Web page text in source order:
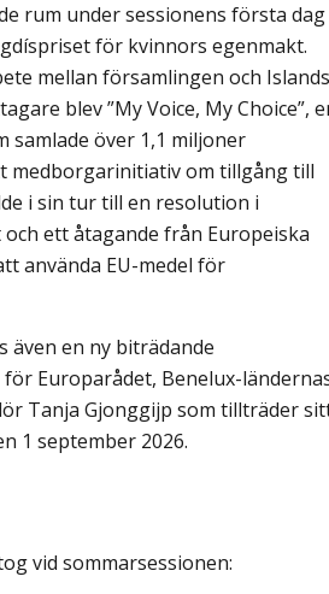
rum under sessionens första dag
för kvinnors egenmakt.
mellan församlingen och Islands
blev ”My Voice, My Choice”,
samlade över 1,1 miljoner
medborgarinitiativ om tillgång till
i sin tur till en resolution i
ett åtagande från Europeiska
använda EU-medel för
även en ny biträdande
Europarådet, Benelux-
Tanja Gjonggijp som tillträder
1 september 2026.
vid sommarsessionen: